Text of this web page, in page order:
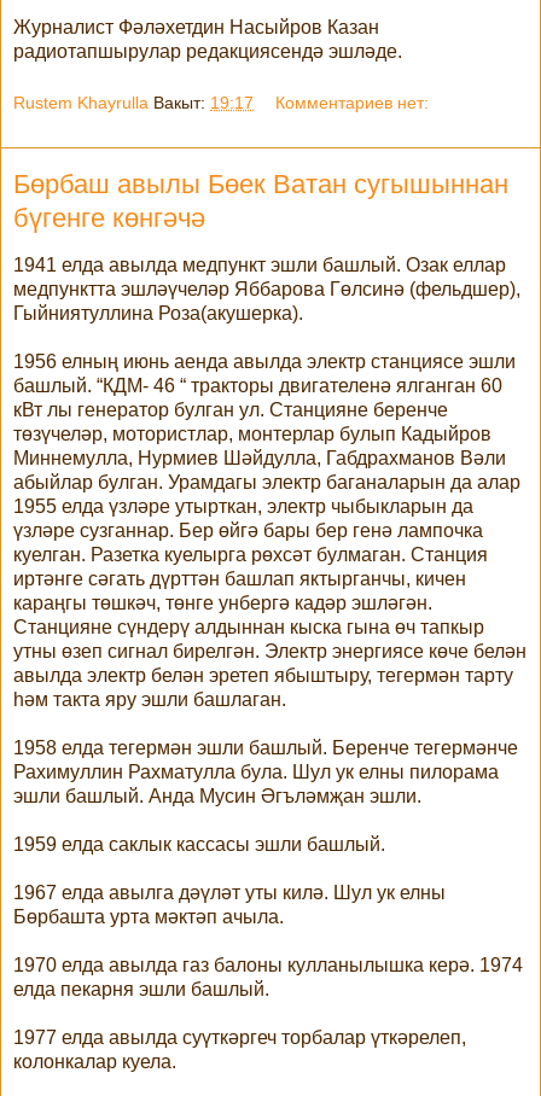
Журналист Фәләхетдин Насыйров Казан
радиотапшырулар редакциясендә эшләде.
Rustem Khayrulla Вакыт: 19:17 Комментариев нет:
Бөрбаш авылы Бөек Ватан сугышыннан
бүгенге көнгәчә
1941 елда авылда медпункт эшли башлый. Озак еллар
медпунктта эшләүчеләр Яббарова Гөлсинә (фельдшер),
Гыйниятуллина Роза(акушерка).
1956 елның июнь аенда авылда электр станциясе эшли
башлый. “КДМ- 46 “ тракторы двигателенә ялганган 60
кВт лы генератор булган ул. Станцияне беренче
төзүчеләр, мотористлар, монтерлар булып Кадыйров
Миннемулла, Нурмиев Шәйдулла, Габдрахманов Вәли
абыйлар булган. Урамдагы электр баганаларын да алар
1955 елда үзләре утырткан, электр чыбыкларын да
үзләре сузганнар. Бер өйгә бары бер генә лампочка
куелган. Разетка куелырга рөхсәт булмаган. Станция
иртәнге сәгать дүрттән башлап яктырганчы, кичен
караңгы төшкәч, төнге унбергә кадәр эшләгән.
Станцияне сүндерү алдыннан кыска гына өч тапкыр
утны өзеп сигнал бирелгән. Электр энергиясе көче белән
авылда электр белән эретеп ябыштыру, тегермән тарту
һәм такта яру эшли башлаган.
1958 елда тегермән эшли башлый. Беренче тегермәнче
Рахимуллин Рахматулла була. Шул ук елны пилорама
эшли башлый. Анда Мусин Әгъләмҗан эшли.
1959 елда саклык кассасы эшли башлый.
1967 елда авылга дәүләт уты килә. Шул ук елны
Бөрбашта урта мәктәп ачыла.
1970 елда авылда газ балоны кулланылышка керә. 1974
елда пекарня эшли башлый.
1977 елда авылда суүткәргеч торбалар үткәрелеп,
колонкалар куела.